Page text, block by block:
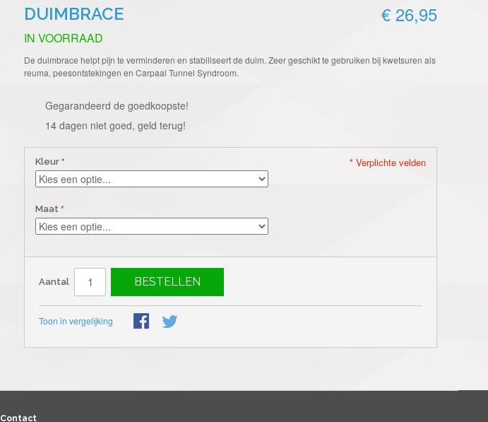
DUIMBRACE € 26,95
IN VOORRAAD
De duimbrace helpt pijn te verminderen en stabiliseert de duim. Zeer geschikt te gebruiken bij kwetsuren als
reuma, peesontstekingen en Carpaal Tunnel Syndroom.
Gegarandeerd de goedkoopste!
14 dagen niet goed, geld terug!
Kleur
Maat
* Verplichte velden
Aantal BESTELLEN
Toon in vergelijking
Contact